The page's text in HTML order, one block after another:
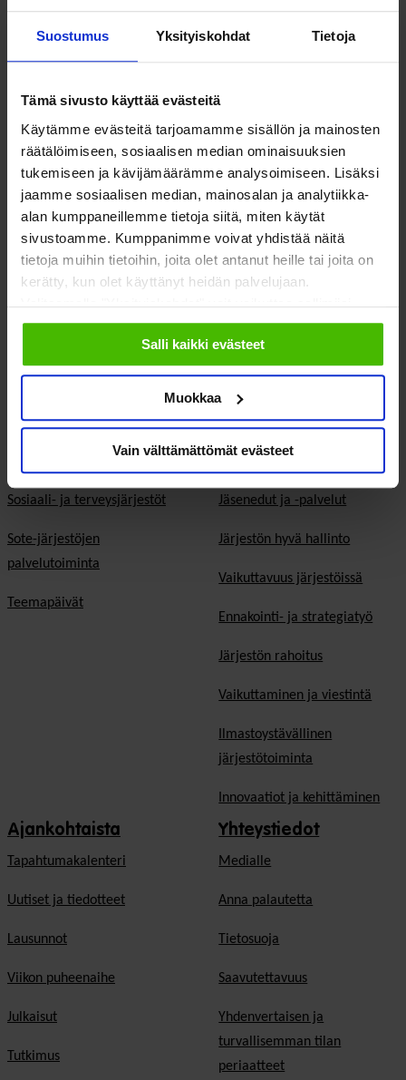
Suostumus Yksityiskohdat Tietoja
Tämä sivusto käyttää evästeitä
Käytämme evästeitä tarjoamamme sisällön ja mainosten
räätälöimiseen, sosiaalisen median ominaisuuksien
tukemiseen ja kävijämäärämme analysoimiseen. Lisäksi
jaamme sosiaalisen median, mainosalan ja analytiikka-
alan kumppaneillemme tietoja siitä, miten käytät
sivustoamme. Kumppanimme voivat yhdistää näitä
tietoja muihin tietoihin, joita olet antanut heille tai joita on
kerätty, kun olet käyttänyt heidän palvelujaan.
Valitsemalla "Yksityiskohdat" voit vaikuttaa sallimiisi
evästeisiin.
Salli kaikki evästeet
Muokkaa
Vain välttämättömät evästeet
Hae jäseneksi
Yhteistyökumppaniksi
På Svenska
Sosiaali- ja terveyspalvelut
Työllisyys
Ilmastonmuutos
EU & kansainvälinen työ
Vaalit
Kunta- ja aluevaalit
Tietoa järjestöistä
Sosiaali- ja terveysjärjestöt
Sote-järjestöjen
palvelutoiminta
Teemapäivät
Jäsenjärjestöille
Jäsen­edut ja -palvelut
Järjestön hyvä hallinto
Vaikuttavuus järjestöissä
Ennakointi- ja strategiatyö
Järjestön rahoitus
Vaikuttaminen ja viestintä
Ilmastoystävällinen
järjestötoiminta
Innovaatiot ja kehittäminen
Ajankohtaista
Tapahtumakalenteri
Uutiset ja tiedotteet
Lausunnot
Viikon puheenaihe
Julkaisut
Tutkimus
Yhteystiedot
Medialle
Anna palautetta
Tietosuoja
Saavutettavuus
Yhdenvertaisen ja
turvallisemman tilan
periaatteet